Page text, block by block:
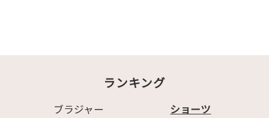
ランキング
ブラジャー ショーツ